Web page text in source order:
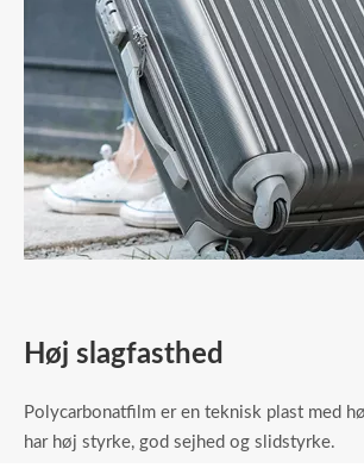
Høj slagfasthed
Polycarbonatfilm er en teknisk plast med
har høj styrke, god sejhed og slidstyrke.